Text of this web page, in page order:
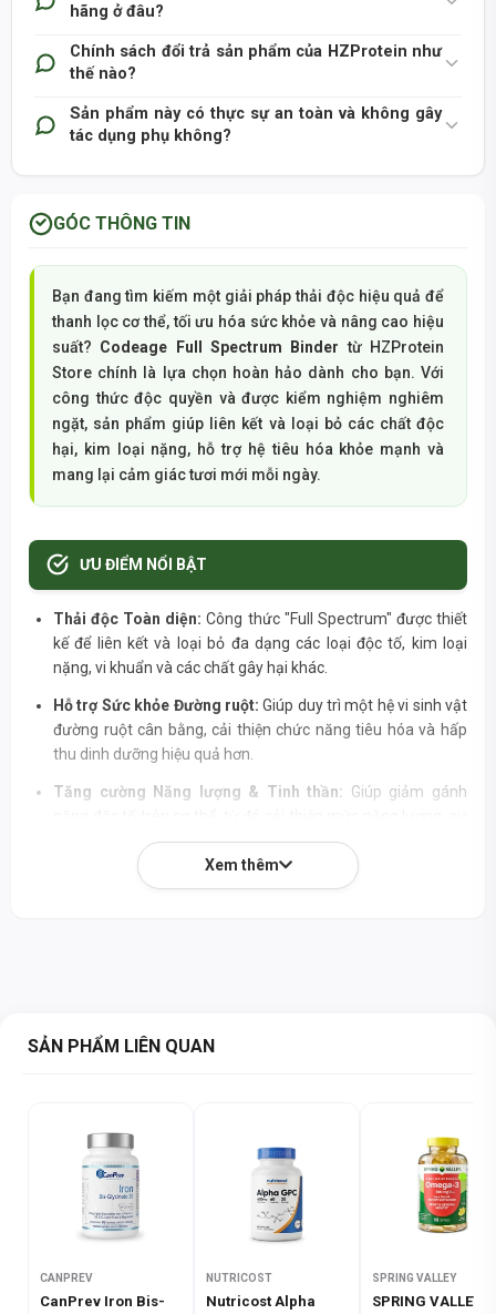
hãng ở đâu?
Chính sách đổi trả sản phẩm của HZProtein như
thế nào?
Sản phẩm này có thực sự an toàn và không gây
tác dụng phụ không?
GÓC THÔNG TIN
Bạn đang tìm kiếm một giải pháp thải độc hiệu quả để
thanh lọc cơ thể, tối ưu hóa sức khỏe và nâng cao hiệu
suất? Codeage Full Spectrum Binder từ HZProtein
Store chính là lựa chọn hoàn hảo dành cho bạn. Với
công thức độc quyền và được kiểm nghiệm nghiêm
ngặt, sản phẩm giúp liên kết và loại bỏ các chất độc
hại, kim loại nặng, hỗ trợ hệ tiêu hóa khỏe mạnh và
mang lại cảm giác tươi mới mỗi ngày.
ƯU ĐIỂM NỔI BẬT
Thải độc Toàn diện: Công thức "Full Spectrum" được thiết
kế để liên kết và loại bỏ đa dạng các loại độc tố, kim loại
nặng, vi khuẩn và các chất gây hại khác.
Hỗ trợ Sức khỏe Đường ruột: Giúp duy trì một hệ vi sinh vật
đường ruột cân bằng, cải thiện chức năng tiêu hóa và hấp
thu dinh dưỡng hiệu quả hơn.
Tăng cường Năng lượng & Tinh thần: Giúp giảm gánh
tập trung và tinh thần minh mẫn.
Sản xuất Đạt chuẩn Quốc tế:
Nhà máy sản xuất tuân thủ
Phù hợp với Lối sống Hiện đại:
THÀNH PHẦN DINH DƯỠNG
Bảng thành phần dinh dưỡng chi tiết:
mạnh mẽ của các hoạt chất tự nhiên, được chọn lọc kỹ lưỡng để
Xem thêm
SẢN PHẨM LIÊN QUAN
CANPREV
CanPrev Iron Bis-
NUTRICOST
Nutricost Alpha
SPRING VALLEY
SPRING VALLEY